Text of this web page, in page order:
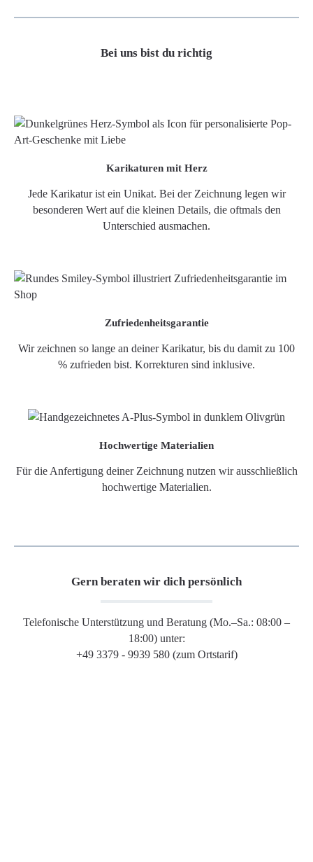
Bei uns bist du richtig
Karikaturen mit Herz
Jede Karikatur ist ein Unikat. Bei der Zeichnung legen wir
besonderen Wert auf die kleinen Details, die oftmals den
Unterschied ausmachen.
Zufriedenheitsgarantie
Wir zeichnen so lange an deiner Karikatur, bis du damit zu 100
% zufrieden bist. Korrekturen sind inklusive.
Hochwertige Materialien
Für die Anfertigung deiner Zeichnung nutzen wir ausschließlich
hochwertige Materialien.
Gern beraten wir dich persönlich
Telefonische Unterstützung und Beratung (Mo.–Sa.: 08:00 –
18:00) unter:
+49 3379 - 9939 580 (zum Ortstarif)